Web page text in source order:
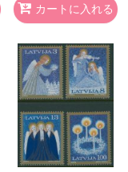
カートに入れる